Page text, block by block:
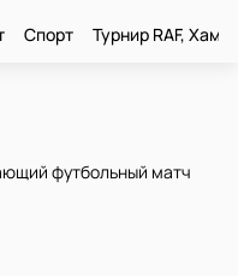
Спорт Турнир RAF,
футбольный матч